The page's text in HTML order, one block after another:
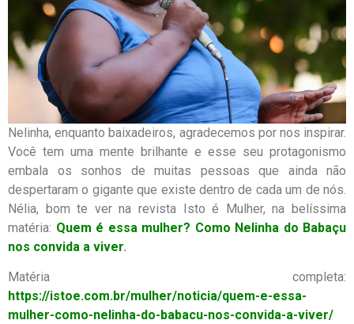
Nelinha, enquanto baixadeiros, agradecemos por nos inspirar.
Você tem uma mente brilhante e esse seu protagonismo
embala os sonhos de muitas pessoas que ainda não
despertaram o gigante que existe dentro de cada um de nós.
Nélia, bom te ver na revista Isto é Mulher, na belíssima
matéria: Quem é essa mulher? Como Nelinha do Babaçu
nos convida a viver.
Matéria completa:
https://istoe.com.br/mulher/noticia/quem-e-essa-
mulher-como-nelinha-do-babacu-nos-convida-a-viver/